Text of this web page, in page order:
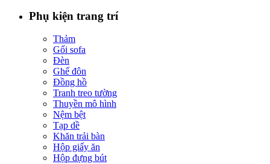
Phụ kiện trang trí
Thảm
Gối sofa
Đèn
Ghế đôn
Đồng hồ
Tranh treo tường
Thuyền mô hình
Nệm bệt
Tạp dề
Khăn trải bàn
Hộp giấy ăn
Hộp đựng bút